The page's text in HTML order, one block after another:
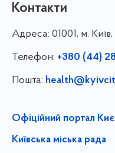
Контакти
Адреса: 01001, м.
Телефон: +380 (44)
Пошта:
Офіційний портал
Київська міська рада